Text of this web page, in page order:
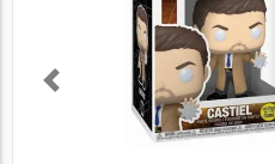
Previous